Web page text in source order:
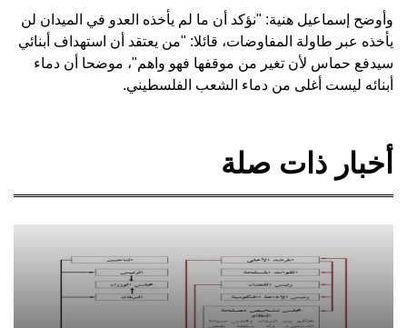
وأوضح إسماعيل هنية: "نؤكد أن ما لم يأخذه العدو في الميدان لن
يأخذه عبر طاولة المفاوضات، قائلا: "من يعتقد أن استهداف أبنائي
سيدفع حماس لأن تغير من موقفها فهو واهم"، موضحا أن دماء
أبنائه ليست أغلى من دماء الشعب الفلسطيني.
أخبار ذات صلة